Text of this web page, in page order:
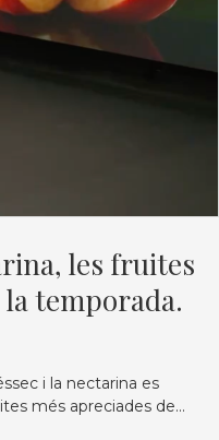
les fruites
la temporada.
i la nectarina es
més apreciades de...